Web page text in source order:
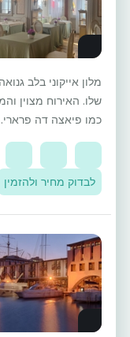
מלון אייקוני בלב
שלו. האירוח מצוין
כמו פיאצה דה פרארי.
לבדוק מחיר ולהזמין